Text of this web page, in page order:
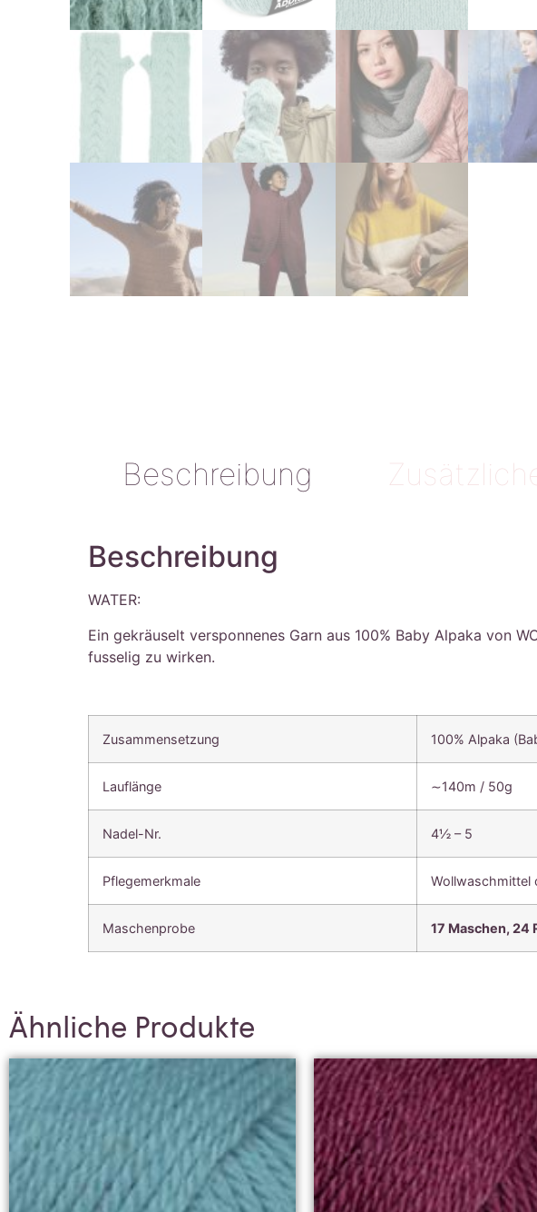
Beschreibung
Beschreibung
WATER:
Ein gekräuselt versponnenes Garn aus 100% Baby Alpaka von
fusselig zu wirken.
Zusammensetzung 100% Alpaka
Lauflänge ∼140m / 50g
Nadel-Nr. 4½ – 5
Pflegemerkmale Wollwaschmittel
Maschenprobe 17 Maschen, 24
Ähnliche Produkte